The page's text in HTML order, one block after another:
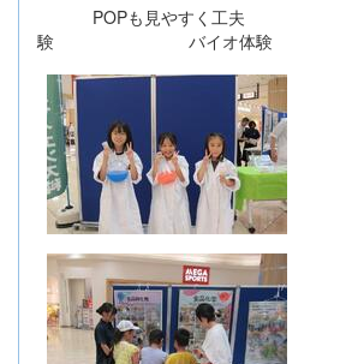
POPも見やすく工夫 ハ
験 バイオ体験